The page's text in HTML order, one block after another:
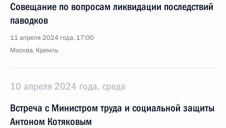
Совещание по вопросам ликвидации последствий
паводков
11 апреля 2024 года, 17:00
Москва, Кремль
10 апреля 2024 года, среда
Встреча с Министром труда и социальной защиты
Антоном Котяковым